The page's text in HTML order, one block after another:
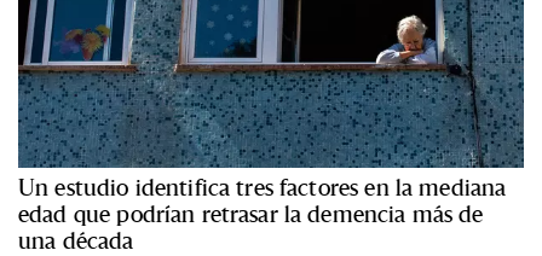
Un estudio identifica tres factores en la mediana
edad que podrían retrasar la demencia más de
una década